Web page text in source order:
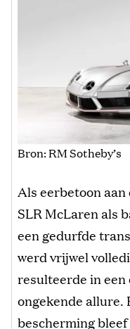
Bron: RM Sotheby’s
Als eerbetoon
SLR McLaren als
een gedurfde
werd vrijwel
resulteerde in
ongekende allure.
bescherming